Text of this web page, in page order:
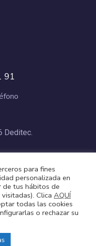
91
Deditec.
para fines
personalizada en
de tus hábitos de
Clica AQUÍ
todas las cookies
o rechazar su